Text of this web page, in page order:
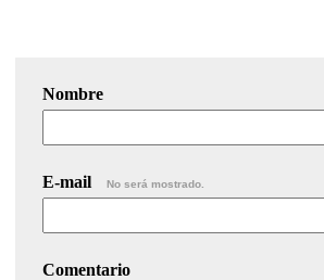
Nombre
E-mail No será mostrado.
Comentario